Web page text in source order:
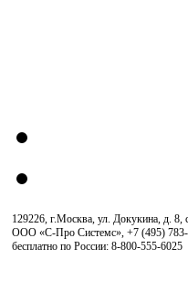
129226, г.Москва, ул. Докукина, д. 8,
ООО «С-Про Системс», +7 (495)
бесплатно по России: 8-800-555-6025